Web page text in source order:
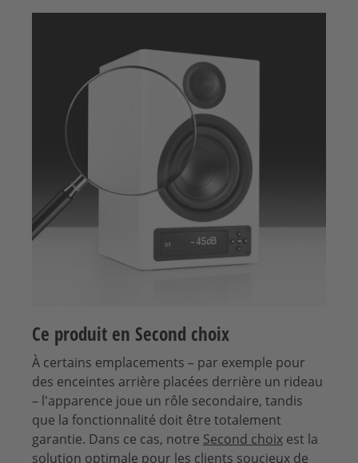
Ce produit en Second choix
À certains emplacements – par exemple pour
des enceintes arrière placées derrière un rideau
– l'apparence joue un rôle secondaire, tandis
que la fonctionnalité doit être totalement
garantie. Dans ce cas, notre Second choix est la
solution optimale pour les clients soucieux de